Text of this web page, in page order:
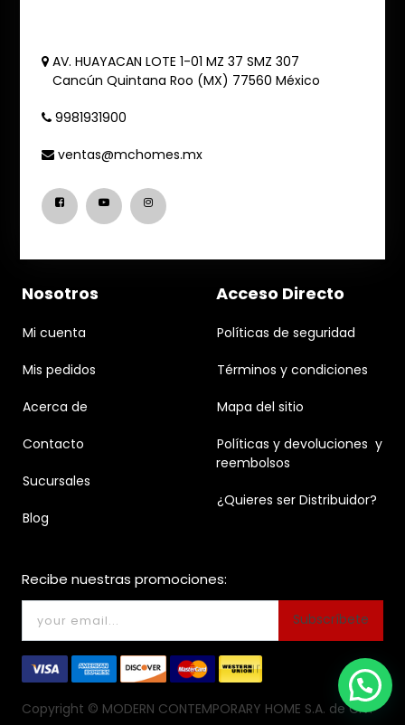
AV. HUAYACAN LOTE 1-01 MZ 37 SMZ 307
Cancún Quintana Roo (MX) 77560 México
9981931900
ventas@mchomes.mx
Nosotros
Mi cuenta
Mis pedidos
Acerca de
Contacto
Sucursales
Blog
Acceso Directo
Políticas de seguridad
Términos y condiciones
Mapa del sitio
Políticas y devoluciones y
reembolsos
¿Quieres ser Distribuidor?
Recibe nuestras promociones:
Subscríbete
Copyright © MODERN CONTEMPORARY HOME S.A. de C.V.